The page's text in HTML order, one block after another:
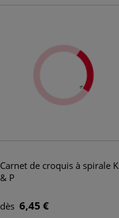
Carnet de croquis à spirale K
& P
dès 6,45 €